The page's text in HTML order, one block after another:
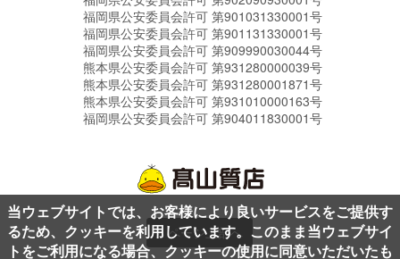
福岡県公安委員会許可 第901031330001号
福岡県公安委員会許可 第901131330001号
福岡県公安委員会許可 第909990030044号
熊本県公安委員会許可 第931280000039号
熊本県公安委員会許可 第931280001871号
熊本県公安委員会許可 第931010000163号
福岡県公安委員会許可 第904011830001号
ページ上部へ
当ウェブサイトでは、お客様により良いサービスをご提供す
るため、クッキーを利用しています。このまま当ウェブサイ
トをご利用になる場合、クッキーの使用に同意いただいたも